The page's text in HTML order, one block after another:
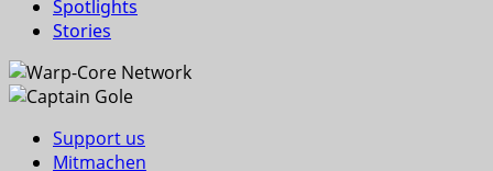
Spotlights
Stories
Support us
Mitmachen